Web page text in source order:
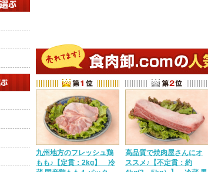
九州地方のフレッシュ鶏
もも♪【定貫：2kg】 冷
高品質で焼肉屋さんにオ
ススメ♪【不定貫：約